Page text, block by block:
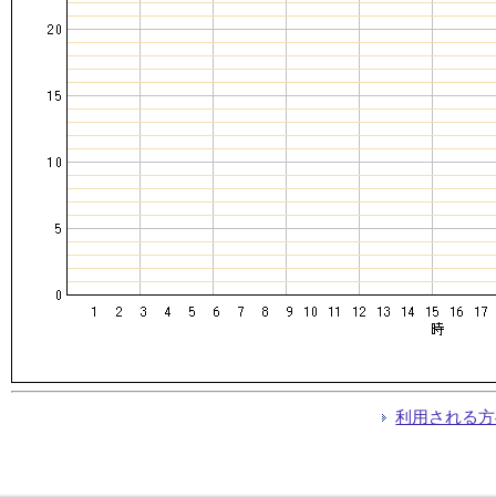
利用される